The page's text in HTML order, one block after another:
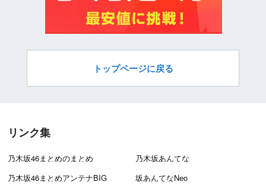
トップページに戻る
リンク集
乃木坂46まとめのまとめ
乃木坂あんてな
乃木坂46まとめアンテナBIG
坂あんてなNeo